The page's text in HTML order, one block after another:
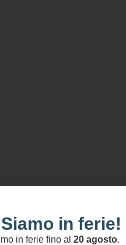
in ferie!
in ferie fino al 20 agosto.